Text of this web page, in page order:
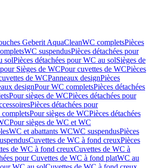
Geberit AquaCleanWC completsPièces
WC suspendusPièces détachées pour
solPièces détachées pour WC au solSièges de
Sièges de WCPour cuvettes de WCPièces
de WCPanneaux designPièces
designPour WC completsPièces détachées
Pour sièges de WCPièces détachées pour
Pièces détachées pour
Pour sièges de WCPièces détachées
Pour sièges de WC et WC
WC et abattants WCWC suspendusPièces
Cuvettes de WC à fond creuxPièces
de WC à fond creuxCuvettes de WC à
pour Cuvettes de WC à fond platWC au